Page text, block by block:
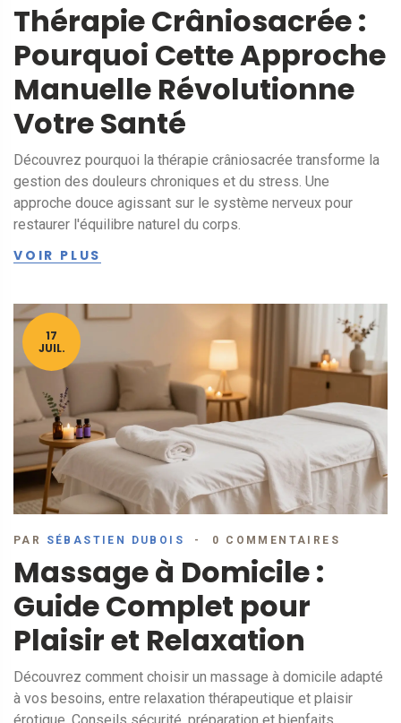
Thérapie Crâniosacrée :
Pourquoi Cette Approche
Manuelle Révolutionne
Votre Santé
Découvrez pourquoi la thérapie crâniosacrée transforme la
gestion des douleurs chroniques et du stress. Une
approche douce agissant sur le système nerveux pour
restaurer l'équilibre naturel du corps.
VOIR PLUS
17
JUIL.
PAR SÉBASTIEN DUBOIS 0 COMMENTAIRES
Massage à Domicile :
Guide Complet pour
Plaisir et Relaxation
Découvrez comment choisir un massage à domicile adapté
à vos besoins, entre relaxation thérapeutique et plaisir